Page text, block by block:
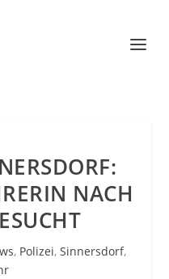
NACH
, Polizei, Sinnersdorf,